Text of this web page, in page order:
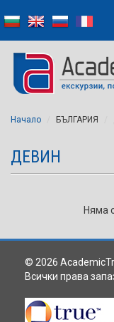
Начало БЪЛГАРИЯ
ДЕВИН
Няма
© 2026
Всички права